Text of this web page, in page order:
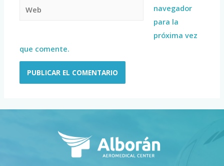
navegador
para la
próxima vez
que comente.